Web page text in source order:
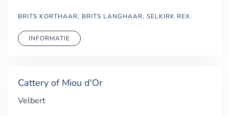
BRITS KORTHAAR, BRITS LANGHAAR, SELKIRK REX
INFORMATIE
Cattery of Miou d'Or
Velbert